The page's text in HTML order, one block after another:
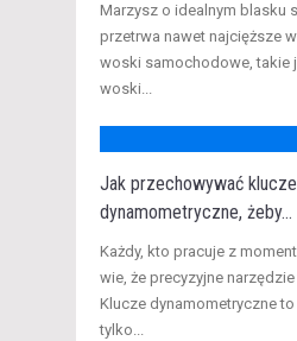
Marzysz o idealnym blasku
przetrwa nawet najcięższe
woski samochodowe, takie
woski...
Jak przechowywać klucze
dynamometryczne, żeby...
Każdy, kto pracuje z
wie, że precyzyjne
Klucze dynamometryczne
tylko...